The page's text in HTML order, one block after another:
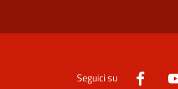
Seguici su